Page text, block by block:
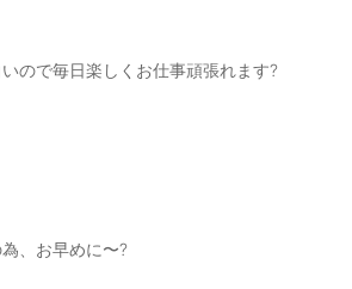
ので毎日楽しくお仕事頑張れます?
、お早めに〜?